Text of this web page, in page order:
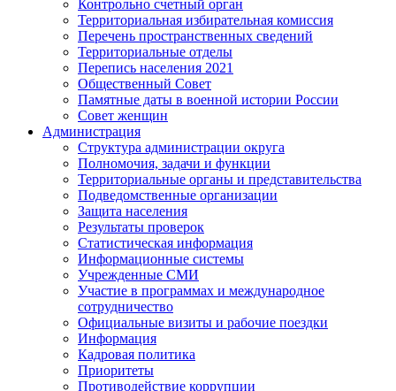
Контрольно счетный орган
Территориальная избирательная комиссия
Перечень пространственных сведений
Территориальные отделы
Перепись населения 2021
Общественный Совет
Памятные даты в военной истории России
Совет женщин
Администрация
Структура администрации округа
Полномочия, задачи и функции
Территориальные органы и представительства
Подведомственные организации
Защита населения
Результаты проверок
Статистическая информация
Информационные системы
Учрежденные СМИ
Участие в программах и международное
сотрудничество
Официальные визиты и рабочие поездки
Информация
Кадровая политика
Приоритеты
Противодействие коррупции